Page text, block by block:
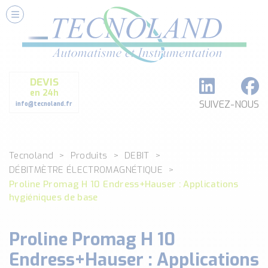
DEVIS
en 24h
info@tecnoland.fr SUIVEZ-NOUS
Nos Services
Conseils et Fourniture
Formation et Assistance
Architecture I-O Link multi fabricants
Classé par catégorie
DEBIT
DETECTION
ENREGISTREUR + ACQUISITION DE DONNEES
Voir toutes les catégories …
Tecnoland Produits
DEBIT
DÉBITMÈTRE ÉLECTROMAGNÉTIQUE
Proline Promag H 10 Endress+Hauser : Applications
hygiéniques de base
Proline Promag H 10
Endress+Hauser : Applications